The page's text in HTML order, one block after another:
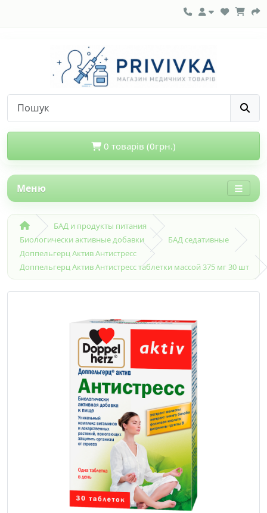
0 товарів (0грн.)
Меню
БАД и продукты питания
Биологически активные добавки
БАД седативные
Доппельгерц Актив Антистресс
Доппельгерц Актив Антистресс таблетки массой 375 мг 30 шт